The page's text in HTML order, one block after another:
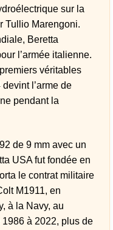
sur la
Tullio Marengoni.
Beretta
l’armée italienne.
véritables
l’arme de
pendant la
de 9 mm avec un
USA fut fondée en
le contrat militaire
M1911, en
à la Navy, au
1986 à 2022, plus de